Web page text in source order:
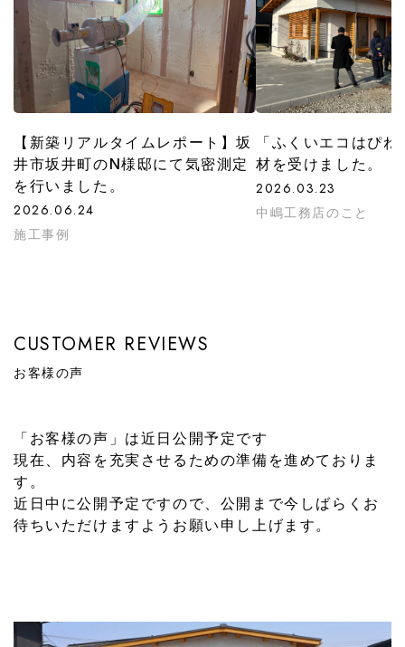
【新築リアルタイムレポート】坂
井市坂井町のN様邸にて気密測定
を行いました。
2026.06.24
施工事例
「ふくいエコはぴ
材を受けました。
2026.03.23
中嶋工務店のこと
CUSTOMER REVIEWS
お客様の声
「お客様の声」は近日公開予定です
現在、内容を充実させるための準備を進めておりま
す。
近日中に公開予定ですので、公開まで今しばらくお
待ちいただけますようお願い申し上げます。